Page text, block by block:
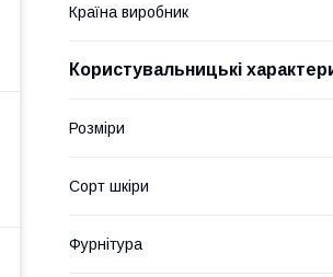
Країна виробник
Користувальницькі
Розміри
Сорт шкіри
Фурнітура